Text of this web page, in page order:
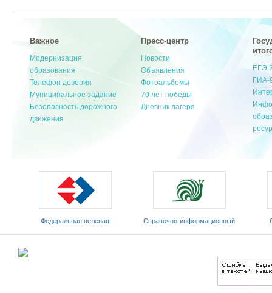
Важное
Модернизация
образования
Телефон доверия
Муниципальное задание
Безопасность дорожного
движения
Пресс-центр
Новости
Объявления
Фотоальбомы
70 лет победы
Дневник лагеря
ЕГЭ
ГИА-
Федеральная целевая
программа развития
Cправочно-информационный
портал «Русский язык»